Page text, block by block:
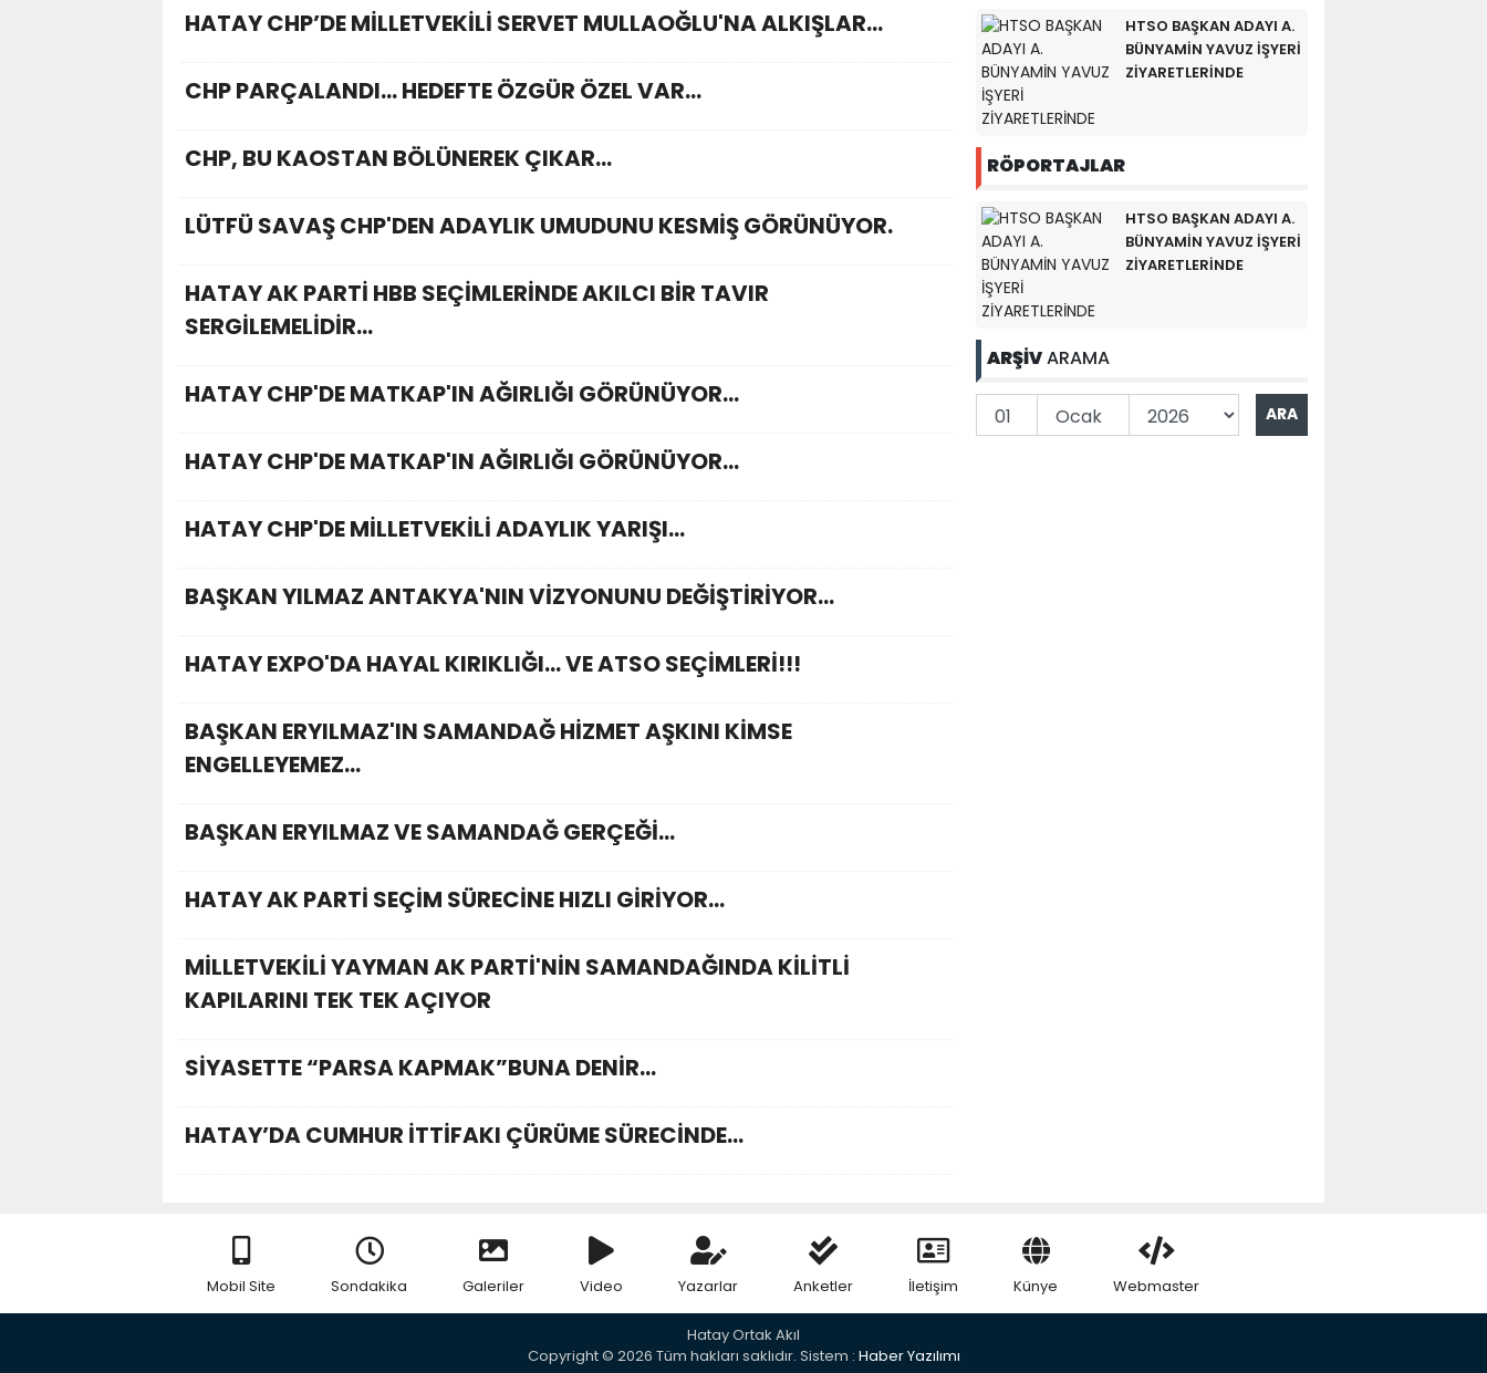
HATAY CHP’DE MİLLETVEKİLİ SERVET MULLAOĞLU'NA ALKIŞLAR…
CHP PARÇALANDI... HEDEFTE ÖZGÜR ÖZEL VAR...
CHP, BU KAOSTAN BÖLÜNEREK ÇIKAR…
LÜTFÜ SAVAŞ CHP'DEN ADAYLIK UMUDUNU KESMİŞ GÖRÜNÜYOR.
HATAY AK PARTİ HBB SEÇİMLERİNDE AKILCI BİR TAVIR
SERGİLEMELİDİR...
HATAY CHP'DE MATKAP'IN AĞIRLIĞI GÖRÜNÜYOR...
HATAY CHP'DE MATKAP'IN AĞIRLIĞI GÖRÜNÜYOR...
HATAY CHP'DE MİLLETVEKİLİ ADAYLIK YARIŞI...
BAŞKAN YILMAZ ANTAKYA'NIN VİZYONUNU DEĞİŞTİRİYOR...
HATAY EXPO'DA HAYAL KIRIKLIĞI... VE ATSO SEÇİMLERİ!!!
BAŞKAN ERYILMAZ'IN SAMANDAĞ HİZMET AŞKINI KİMSE
ENGELLEYEMEZ...
BAŞKAN ERYILMAZ VE SAMANDAĞ GERÇEĞİ...
HATAY AK PARTİ SEÇİM SÜRECİNE HIZLI GİRİYOR...
MİLLETVEKİLİ YAYMAN AK PARTİ'NİN SAMANDAĞINDA KİLİTLİ
KAPILARINI TEK TEK AÇIYOR
SİYASETTE “PARSA KAPMAK”BUNA DENİR...
HATAY’DA CUMHUR İTTİFAKI ÇÜRÜME SÜRECİNDE…
HTSO BAŞKAN ADAYI A.
BÜNYAMİN YAVUZ İŞYERİ
ZİYARETLERİNDE
RÖPORTAJLAR
HTSO BAŞKAN ADAYI A.
BÜNYAMİN YAVUZ İŞYERİ
ZİYARETLERİNDE
ARŞİVARAMA
Mobil Site Sondakika Galeriler Video Yazarlar Anketler İletişim Künye Webmaster
Hatay Ortak Akıl
Copyright © 2026 Tüm hakları saklıdır. Sistem : Haber Yazılımı